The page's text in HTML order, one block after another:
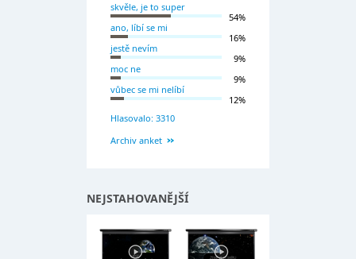
skvěle, je to super
54%
ano, líbí se mi
16%
jestě nevím
9%
moc ne
9%
vůbec se mi nelíbí
12%
Hlasovalo: 3310
Archiv anket
NEJSTAHOVANĚJŠÍ